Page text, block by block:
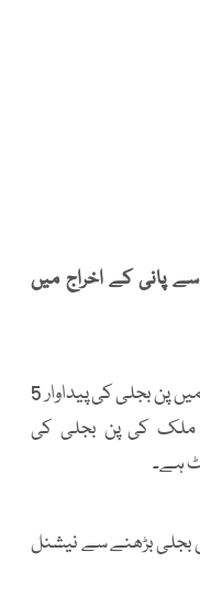
سے پانی کے اخراج میں
ترجمان پاور ڈویژن کے مطابق پیک ٹائم میں پن بجلی کی پیداوار 5
گئی، ملک کی پن بجلی کی
بجلی بڑھنے سے نیشنل